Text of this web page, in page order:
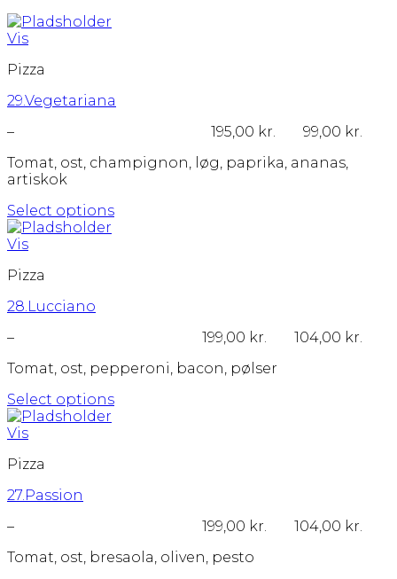
Vis
Pizza
29.Vegetariana
99,00 kr.
– 195,00 kr.
Prisinterval:
til
195,00 kr.
Tomat, ost, champignon, løg, paprika, ananas,
artiskok
Select options
Dette
vare
flere
Mulighederne
vælges
på
varesiden
Vis
Pizza
28.Lucciano
104,00 kr.
– 199,00 kr.
Prisinterval:
til
Tomat, ost, pepperoni, bacon, pølser
Select options
Dette
vare
flere
Mulighederne
vælges
på
varesiden
Vis
Pizza
27.Passion
104,00 kr.
– 199,00 kr.
Prisinterval:
til
Tomat, ost, bresaola, oliven, pesto